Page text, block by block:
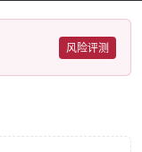
风险评测